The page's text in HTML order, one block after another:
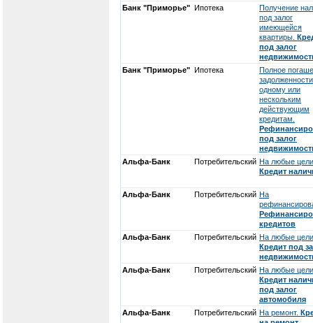
Банк "Приморье" Ипотека
Получение
под залог
имеющейся
квартиры.
под залог
Банк "Приморье" Ипотека
Полное
одному или
нескольким
действующим
кредитам.
под залог
Альфа-Банк
Потребительский На любые
Кредит
Альфа-Банк Потребительский На
кредитов
Альфа-Банк
Потребительский На любые
Кредит под
Альфа-Банк
Потребительский На любые
Кредит
под залог
автомобиля
Альфа-Банк
Потребительский На ремонт.